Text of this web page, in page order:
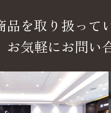
を取り扱って
お気軽にお問い